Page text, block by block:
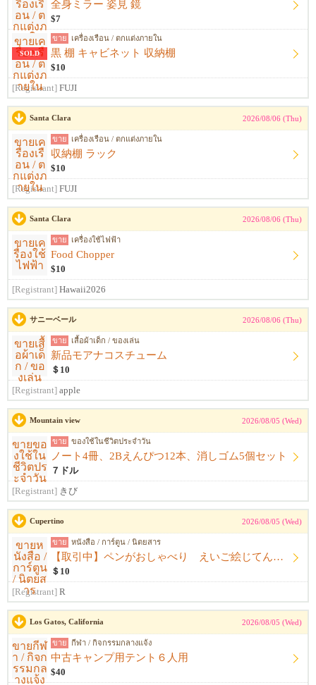
全身ミラー 姿見 鏡
$7
SOLD
ขาย เครื่องเรือน / ตกแต่งภายใน
黒 棚 キャビネット 収納棚
$10
[Registrant] FUJI
Santa Clara 2026/08/06 (Thu)
ขาย เครื่องเรือน / ตกแต่งภายใน
収納棚 ラック
$10
[Registrant] FUJI
Santa Clara 2026/08/06 (Thu)
ขาย เครื่องใช้ไฟฟ้า
Food Chopper
$10
[Registrant] Hawaii2026
サニーベール 2026/08/06 (Thu)
ขาย เสื้อผ้าเด็ก / ของเล่น
新品モアナコスチューム
＄10
[Registrant] apple
Mountain view 2026/08/05 (Wed)
ขาย ของใช้ในชีวิตประจำวัน
ノート4冊、2Bえんぴつ12本、消しゴム5個セット
７ドル
[Registrant] きび
Cupertino 2026/08/05 (Wed)
ขาย หนังสือ / การ์ตูน / นิตยสาร
【取引中】ペンがおしゃべり えいご絵じてん セット
＄10
[Registrant] R
Los Gatos, California 2026/08/05 (Wed)
ขาย กีฬา / กิจกรรมกลางแจ้ง
中古キャンプ用テント６人用
$40